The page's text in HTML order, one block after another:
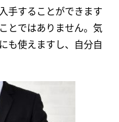
手することができます
とではありません。気
も使えますし、自分自